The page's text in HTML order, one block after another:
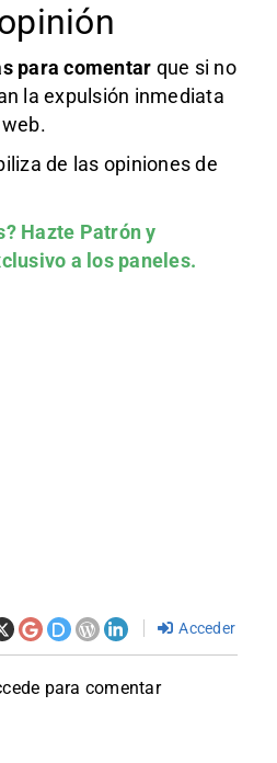
para comentar que si no
la expulsión inmediata
de las opiniones de
Hazte Patróny
a los paneles.
Acceder
para comentar